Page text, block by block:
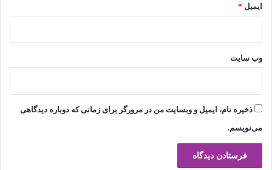
ایمیل *
وب‌ سایت
ذخیره نام، ایمیل و وبسایت من در مرورگر برای زمانی که دوباره دیدگاهی
می‌نویسم.